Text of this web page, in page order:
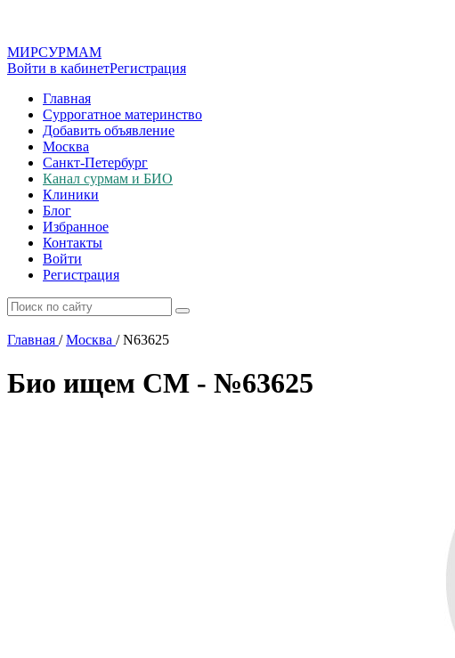
МИРСУРМАМ
Войти в кабинетРегистрация
Главная
Суррогатное материнство
Добавить объявление
Москва
Санкт-Петербург
Канал сурмам и БИО
Клиники
Блог
Избранное
Контакты
Войти
Регистрация
Главная / Москва /N63625
Био ищем СМ - №63625